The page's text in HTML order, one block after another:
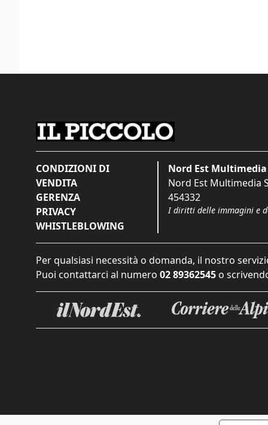
CONDIZIONI DI
VENDITA
GERENZA
PRIVACY
WHISTLEBLOWING
Nord Est Multimedia
Nord Est Multimedia
454332
I diritti delle immagini e
Per qualsiasi necessità o domanda, il nostro
Puoi contattarci al numero 02 89362545 o